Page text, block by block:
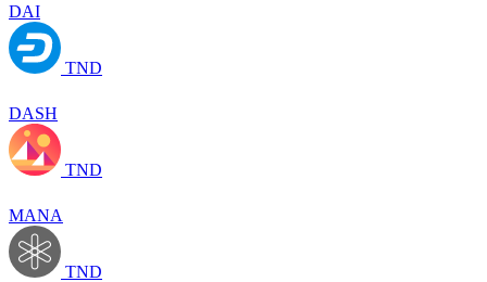
DAI
TND
DASH
TND
MANA
TND